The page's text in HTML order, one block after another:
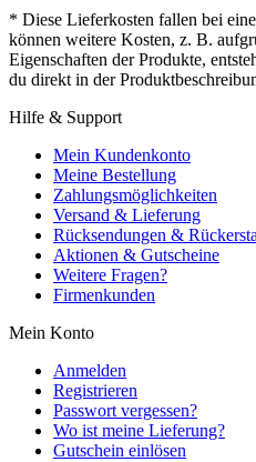
* Diese Lieferkosten fallen bei
können weitere Kosten, z. B.
Eigenschaften der Produkte,
du direkt in der
Hilfe & Support
Mein Kundenkonto
Meine Bestellung
Zahlungsmöglichkeiten
Versand & Lieferung
Rücksendungen &
Aktionen & Gutscheine
Weitere Fragen?
Firmenkunden
Mein Konto
Anmelden
Registrieren
Passwort vergessen?
Wo ist meine Lieferung?
Gutschein einlösen